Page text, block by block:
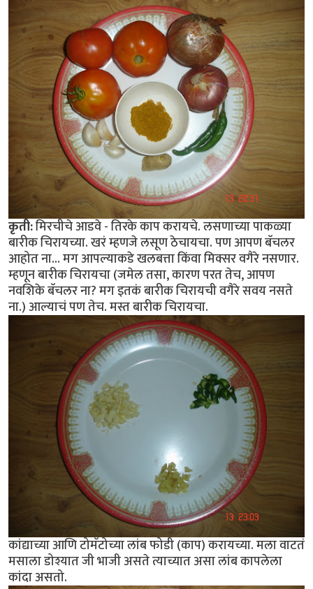
कृती:मिरचीचे आडवे - तिरके काप करायचे. लसणाच्या पाकळ्या
बारीक चिरायच्या. खरं म्हणजे लसूण ठेचायचा. पण आपण बॅचलर
आहोत ना... मग आपल्याकडे खलबत्ता किंवा मिक्सर वगैरे नसणार.
म्हणून बारीक चिरायचा (जमेल तसा, कारण परत तेच, आपण
नवशिके बॅचलर ना? मग इतकं बारीक चिरायची वगैरे सवय नसते
ना.) आल्याचं पण तेच. मस्त बारीक चिरायचा.
कांद्याच्या आणि टोमॅटोच्या लांब फोडी (काप) करायच्या. मला वाटतं
मसाला डोश्यात जी भाजी असते त्याच्यात असा लांब कापलेला
कांदा असतो.